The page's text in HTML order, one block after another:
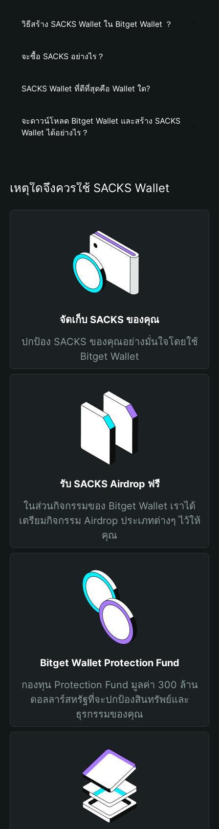
วิธีสร้าง SACKS Wallet ใน Bitget Wallet ？
จะซื้อ SACKS อย่างไร？
SACKS Wallet ที่ดีที่สุดคือ Wallet ใด?
จะดาวน์โหลด Bitget Wallet และสร้าง SACKS
Wallet ได้อย่างไร？
เหตุใดจึงควรใช้ SACKS Wallet
จัดเก็บ SACKS ของคุณ
ปกป้อง SACKS ของคุณอย่างมั่นใจโดยใช้
Bitget Wallet
รับ SACKS Airdrop ฟรี
ในส่วนกิจกรรมของ Bitget Wallet เราได้
เตรียมกิจกรรม Airdrop ประเภทต่างๆ ไว้ให้
คุณ
Bitget Wallet Protection Fund
กองทุน Protection Fund มูลค่า 300 ล้าน
ดอลลาร์สหรัฐที่จะปกป้องสินทรัพย์และ
ธุรกรรมของคุณ